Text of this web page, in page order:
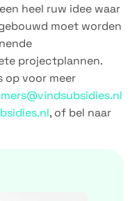
heel ruw idee waar
moet worden
projectplannen.
op voor meer
, of bel naar